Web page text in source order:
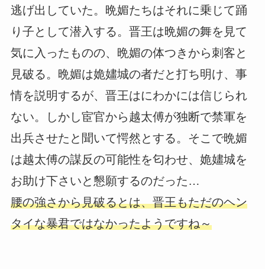
逃げ出していた。晩媚たちはそれに乗じて踊
り子として潜入する。晋王は晩媚の舞を見て
気に入ったものの、晩媚の体つきから刺客と
見破る。晩媚は姽嫿城の者だと打ち明け、事
情を説明するが、晋王はにわかには信じられ
ない。しかし宦官から越太傅が独断で禁軍を
出兵させたと聞いて愕然とする。そこで晩媚
は越太傅の謀反の可能性を匂わせ、姽嫿城を
お助け下さいと懇願するのだった…
腰の強さから見破るとは、晋王もただのヘン
タイな暴君ではなかったようですね～